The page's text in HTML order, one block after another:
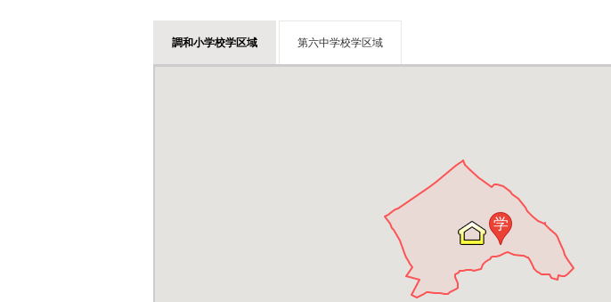
調和小学校学区域 第六中学校学区域
学